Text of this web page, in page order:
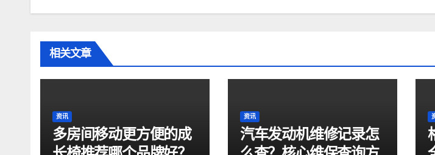
相关文章
资讯
多房间移动更方便的成
资讯
汽车发动机维修记录怎